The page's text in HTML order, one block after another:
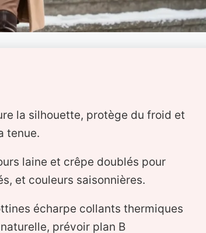
la silhouette, protège du froid et
tenue.
laine et crêpe doublés pour
et couleurs saisonnières.
écharpe collants thermiques
prévoir plan B